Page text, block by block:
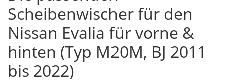
Scheibenwischer für den
Nissan Evalia für vorne &
hinten (Typ M20M, BJ 2011
bis 2022)